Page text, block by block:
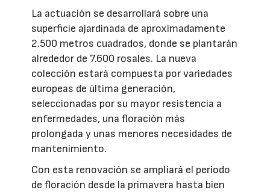
La actuación se desarrollará sobre una
superficie ajardinada de aproximadamente
2.500 metros cuadrados, donde se plantarán
alrededor de 7.600 rosales. La nueva
colección estará compuesta por variedades
europeas de última generación,
seleccionadas por su mayor resistencia a
enfermedades, una floración más
prolongada y unas menores necesidades de
mantenimiento.
Con esta renovación se ampliará el periodo
de floración desde la primavera hasta bien